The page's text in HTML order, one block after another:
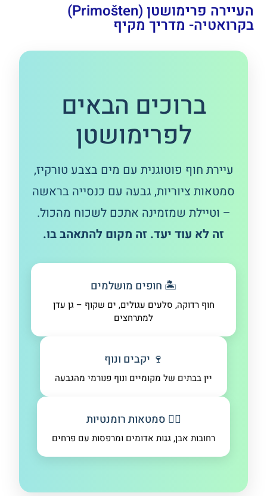
העיירה פרימושטן (Primošten)
בקרואטיה- מדריך מקיף
ברוכים הבאים
לפרימושטן
עיירת חוף פוטוגנית עם מים בצבע טורקיז,
סמטאות ציוריות, גבעה עם כנסייה בראשה
– וטיילת שמזמינה אתכם לשכוח מהכול.
זה לא עוד יעד. זה מקום להתאהב בו.
🏝️ חופים מושלמים
חוף רדוקה, סלעים עגולים, ים שקוף – גן עדן
למתרחצים
🍷 יקבים ונוף
יין בבתים של מקומיים ונוף פנורמי מהגבעה
🚶‍♀️ סמטאות רומנטיות
רחובות אבן, גגות אדומים ומרפסות עם פרחים